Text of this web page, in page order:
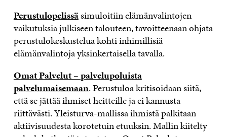
Perustulopelissäsimuloitiin elämänvalintojen
vaikutuksia julkiseen talouteen, tavoitteenaan ohjata
perustulokeskustelua kohti inhimillisiä
elämänvalintoja yksinkertaisella tavalla.
Omat Palvelut – palvelupoluista
palvelumaisemaan. Perustuloa kritisoidaan siitä,
että se jättää ihmiset heitteille ja ei kannusta
riittävästi. Yleisturva-mallissa ihmistä palkitaan
aktiivisuudesta korotetuin etuuksin. Mallin kiitelty